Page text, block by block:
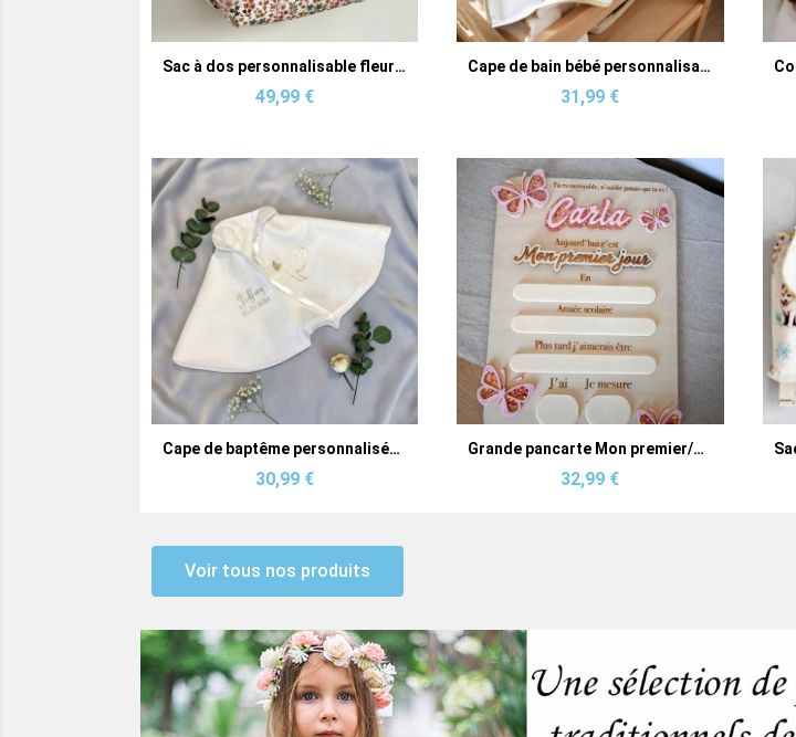
Aperçu rapide Sac à dos personnalisable fleurs terracotta doré Louise
49,99 €
Aperçu rapide Cape de bain bébé personnalisable en éponge de bambou Oeko-Tex et motifs au choix
31,99 €
Aperçu rapide Cape de baptême personnalisée pour bébé
30,99 €
Aperçu rapide Grande pancarte Mon premier/dernier jour d'école personnalisée
32,99 €
Voir tous nos produits